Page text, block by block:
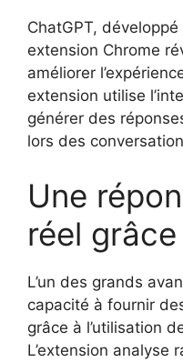
ChatGPT,
extension Chrome
améliorer
extension utilise
générer des
lors des
Une
réel grâce
L’un des grands
capacité à fournir
grâce à l’utilisation
L’extension analyse